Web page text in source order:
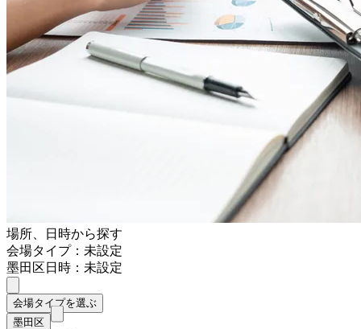
場所、日時から探す
会場タイプ：未設定
墨田区日時：未設定
会場タイプを選ぶ
墨田区